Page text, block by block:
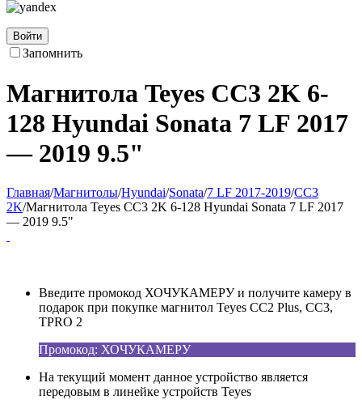
Войти
Запомнить
Магнитола Teyes CC3 2K 6-
128 Hyundai Sonata 7 LF 2017
— 2019 9.5"
Главная/Магнитолы/Hyundai/Sonata/7 LF 2017-2019/CC3
2K/Магнитола Teyes CC3 2K 6-128 Hyundai Sonata 7 LF 2017
— 2019 9.5"
Введите промокод ХОЧУКАМЕРУ и получите камеру в
подарок при покупке магнитол Teyes CC2 Plus, CC3,
TPRO 2
Промокод: ХОЧУКАМЕРУ
На текущий момент данное устройство является
передовым в линейке устройств Teyes